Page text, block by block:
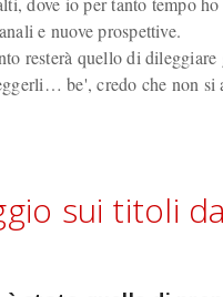
e nuove prospettive.
resterà quello di
be', credo che non si
sui titoli da